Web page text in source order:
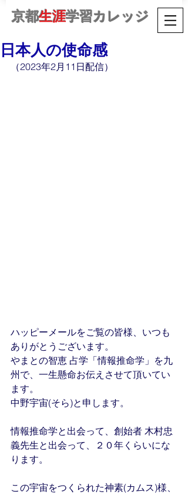
京都生涯学習カレッジ
日本人の使命感
（2023年2月11日配信）
ハッピーメールをご覧の皆様、いつも
ありがとうございます。
やまとの智恵 占学「情報推命学」を九
州で、一生懸命お伝えさせて頂いてい
ます。
中野宇宙(そら)と申します。
情報推命学と出会って、創始者 木村忠
義先生と出会って、２０年くらいにな
ります。
この宇宙をつくられた神素(カムス)様、